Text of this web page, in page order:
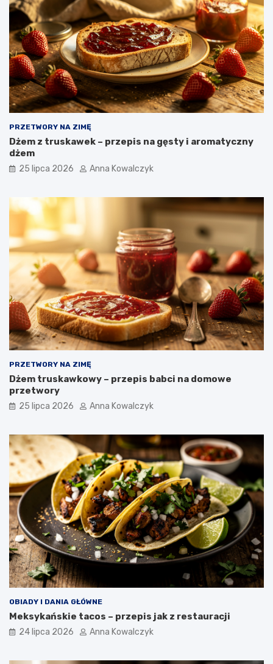
PRZETWORY NA ZIMĘ
Dżem z truskawek – przepis na gęsty i aromatyczny
dżem
25 lipca 2026 Anna Kowalczyk
PRZETWORY NA ZIMĘ
Dżem truskawkowy – przepis babci na domowe
przetwory
25 lipca 2026 Anna Kowalczyk
OBIADY I DANIA GŁÓWNE
Meksykańskie tacos – przepis jak z restauracji
24 lipca 2026 Anna Kowalczyk